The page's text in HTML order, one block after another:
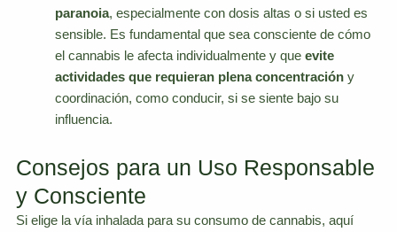
paranoia, especialmente con dosis altas o si usted es
sensible. Es fundamental que sea consciente de cómo
el cannabis le afecta individualmente y que evite
actividades que requieran plena concentracióny
coordinación, como conducir, si se siente bajo su
influencia.
Consejos para un Uso Responsable
y Consciente
Si elige la vía inhalada para su consumo de cannabis, aquí